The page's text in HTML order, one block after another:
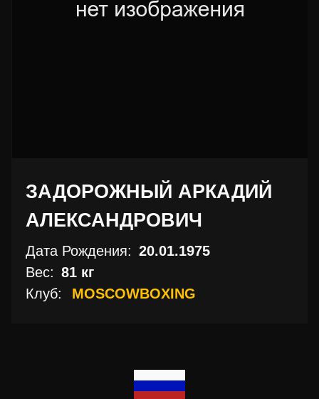
ЗАДОРОЖНЫЙ АРКАДИЙ
АЛЕКСАНДРОВИЧ
Дата Рождения: 20.01.1975
Вес: 81 кг
Клуб:
MOSCOWBOXING